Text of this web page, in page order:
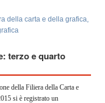
della carta e della grafica
terzo e quarto
della Filiera della Carta e
si è registrato un